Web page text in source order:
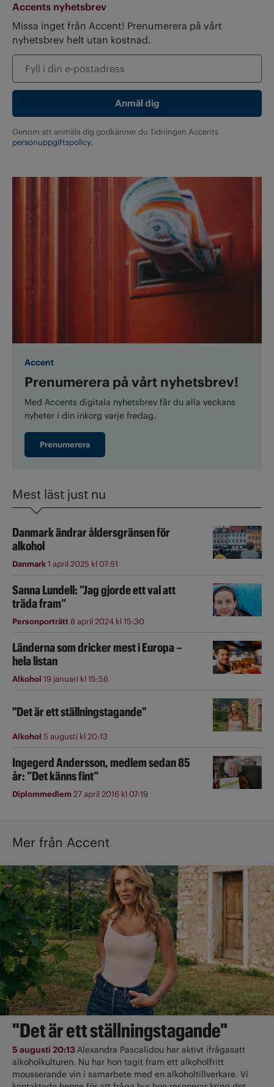
Accents nyhetsbrev
Missa inget från Accent! Prenumerera på vårt
nyhetsbrev helt utan kostnad.
Genom att anmäla dig godkänner du Tidningen Accents
personuppgiftspolicy.
Accent
Prenumerera på vårt nyhetsbrev!
Med Accents digitala nyhetsbrev får du alla veckans
nyheter i din inkorg varje fredag.
Prenumerera
Mest läst just nu
Danmark ändrar åldersgränsen för
alkohol
Danmark1 april 2025 kl 07:51
Sanna Lundell: ”Jag gjorde ett val att
träda fram”
Personporträtt8 april 2024 kl 15:30
Länderna som dricker mest i Europa –
hela listan
Alkohol 19 januari kl 15:56
"Det är ett ställningstagande"
Alkohol 5 augusti kl 20:13
Ingegerd Andersson, medlem sedan 85
år: ”Det känns fint”
Diplommedlem27 april 2016 kl 07:19
Mer från Accent
"Det är ett ställningstagande"
5 augusti 20:13Alexandra Pascalidou har aktivt ifrågasatt
alkoholkulturen. Nu har hon tagit fram ett alkoholfritt
mousserande vin i samarbete med en alkoholtillverkare. Vi